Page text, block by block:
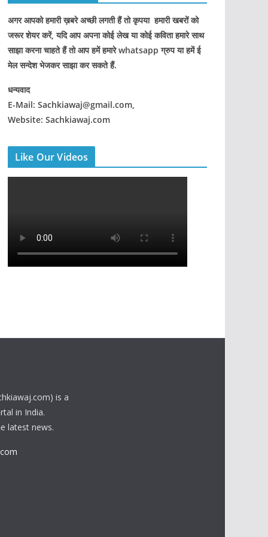
अगर आपको हमारी ख़बरे अच्छी लगती हैं तो कृपया हमारी खबरों को
जरूर शेयर करें, यदि आप अपना कोई लेख या कोई कविता हमारे साथ
साझा करना चाहते हैं तो आप हमें हमारे whatsapp ग्रुप या हमें ई
मेल सन्देश भेजकर साझा कर सकते हैं.
धन्यवाद
E-Mail: Sachkiawaj@gmail.com,
Website: Sachkiawaj.com
Like Our Videos
is a
in India.
latest news.